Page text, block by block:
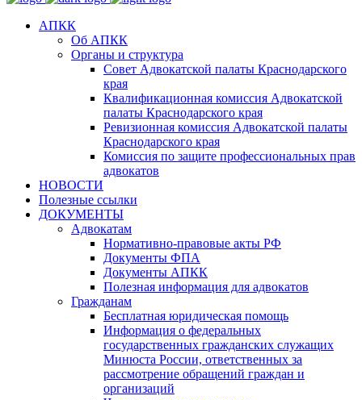
АПКК
Об АПКК
Органы и структура
Совет Адвокатской палаты Краснодарского
края
Квалификационная комиссия Адвокатской
палаты Краснодарского края
Ревизионная комиссия Адвокатской палаты
Краснодарского края
Комиссия по защите профессиональных прав
адвокатов
НОВОСТИ
Полезные ссылки
ДОКУМЕНТЫ
Адвокатам
Нормативно-правовые акты РФ
Документы ФПА
Документы АПКК
Полезная информация для адвокатов
Гражданам
Бесплатная юридическая помощь
Информация о федеральных
государственных гражданских служащих
Минюста России, ответственных за
рассмотрение обращений граждан и
организаций